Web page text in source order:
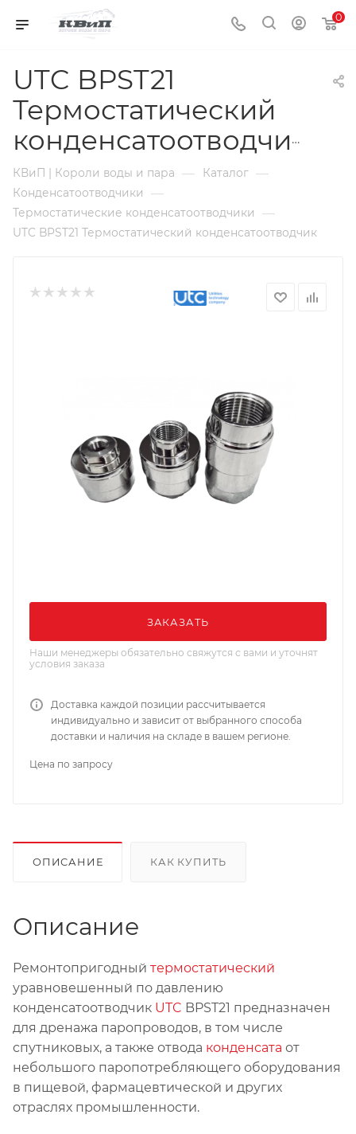
0
UTC BPST21
Термостатический
конденсатоотводчик
КВиП | Короли воды и пара — Каталог —
Конденсатоотводчики —
Термостатические конденсатоотводчики —
UTC BPST21 Термостатический конденсатоотводчик
ЗАКАЗАТЬ
Наши менеджеры обязательно свяжутся с вами и уточнят
условия заказа
Доставка каждой позиции рассчитывается
индивидуально и зависит от выбранного способа
доставки и наличия на складе в вашем регионе.
Цена по запросу
ОПИСАНИЕ КАК КУПИТЬ
Описание
Ремонтопригодный термостатический
уравновешенный по давлению
конденсатоотводчик UTC BPST21 предназначен
для дренажа паропроводов, в том числе
спутниковых, а также отвода конденсата от
небольшого паропотребляющего оборудования
в пищевой, фармацевтической и других
отраслях промышленности.